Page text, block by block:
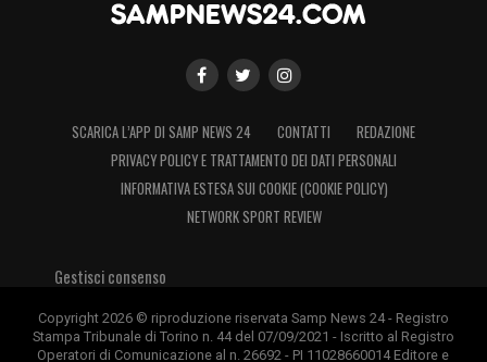
SCARICA L’APP DI SAMP NEWS 24 CONTATTI
REDAZIONE
PRIVACY POLICY E TRATTAMENTO DEI DATI PERSONALI
INFORMATIVA ESTESA SUI COOKIE (COOKIE POLICY)
NETWORK SPORT REVIEW
Gestisci consenso
Copyright 2026 © riproduzione riservata Samp News 24 - Registro
Stampa Tribunale di Torino n. 44 del 07/09/2021 - Iscritto al Registro
Operatori di Comunicazione al n. 26692 - PI 11028660014 Editore e